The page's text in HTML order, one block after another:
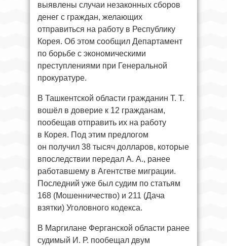
выявлены случаи незаконных сборов
денег с граждан, желающих
отправиться на работу в Республику
Корея. Об этом сообщил Департамент
по борьбе с экономическими
преступлениями при Генеральной
прокуратуре.
В Ташкентской области гражданин Т. Т.
вошёл в доверие к 12 гражданам,
пообещав отправить их на работу
в Корея. Под этим предлогом
он получил 38 тысяч долларов, которые
впоследствии передал А. А., ранее
работавшему в Агентстве миграции.
Последний уже был судим по статьям
168 (Мошенничество) и 211 (Дача
взятки) Уголовного кодекса.
В Маргилане Ферганской области ранее
судимый И. Р. пообещал двум